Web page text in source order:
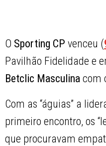
O Sporting CP venceu (
Pavilhão Fidelidade e
Betclic Masculina com
Com as “águias” a
primeiro encontro, os
que procuravam